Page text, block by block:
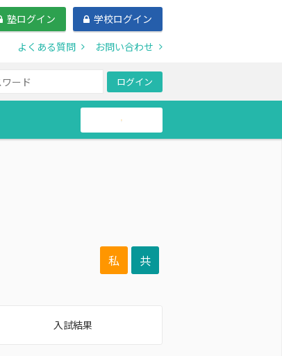
塾ログイン
学校ログイン
よくある質問
お問い合わせ
ログイン
帰国生
私 共
入試結果